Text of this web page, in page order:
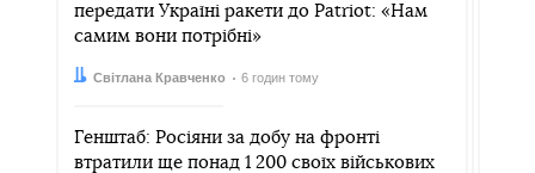
передати Україні ракети до Patriot: «Нам
самим вони потрібні»
Автор:
Світлана Кравченко
Дата: 6 годин тому
Генштаб: Росіяни за добу на фронті
втратили ще понад 1 200 своїх військових